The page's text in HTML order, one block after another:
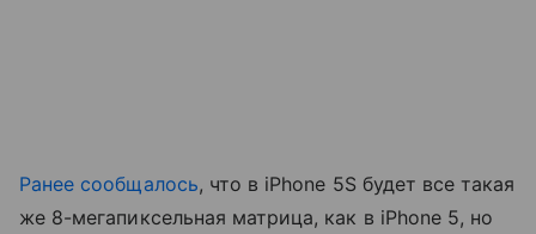
Ранее сообщалось, что в iPhone 5S будет все такая
же 8-мегапиксельная матрица, как в iPhone 5, но